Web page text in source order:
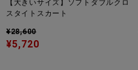
【大きいサイズ】ソフトダブルクロ
スタイトスカート
¥28,600
¥5,720